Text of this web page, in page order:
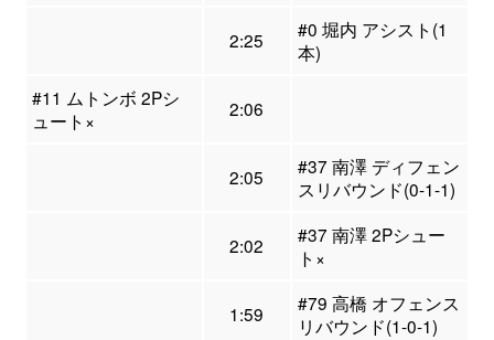
2:25
#0 堀内 アシスト(1
本)
#11 ムトンボ 2Pシ
ュート×
2:06
2:05
#37 南澤 ディフェン
スリバウンド(0-1-1)
2:02
#37 南澤 2Pシュー
ト×
1:59
#79 高橋 オフェンス
リバウンド(1-0-1)